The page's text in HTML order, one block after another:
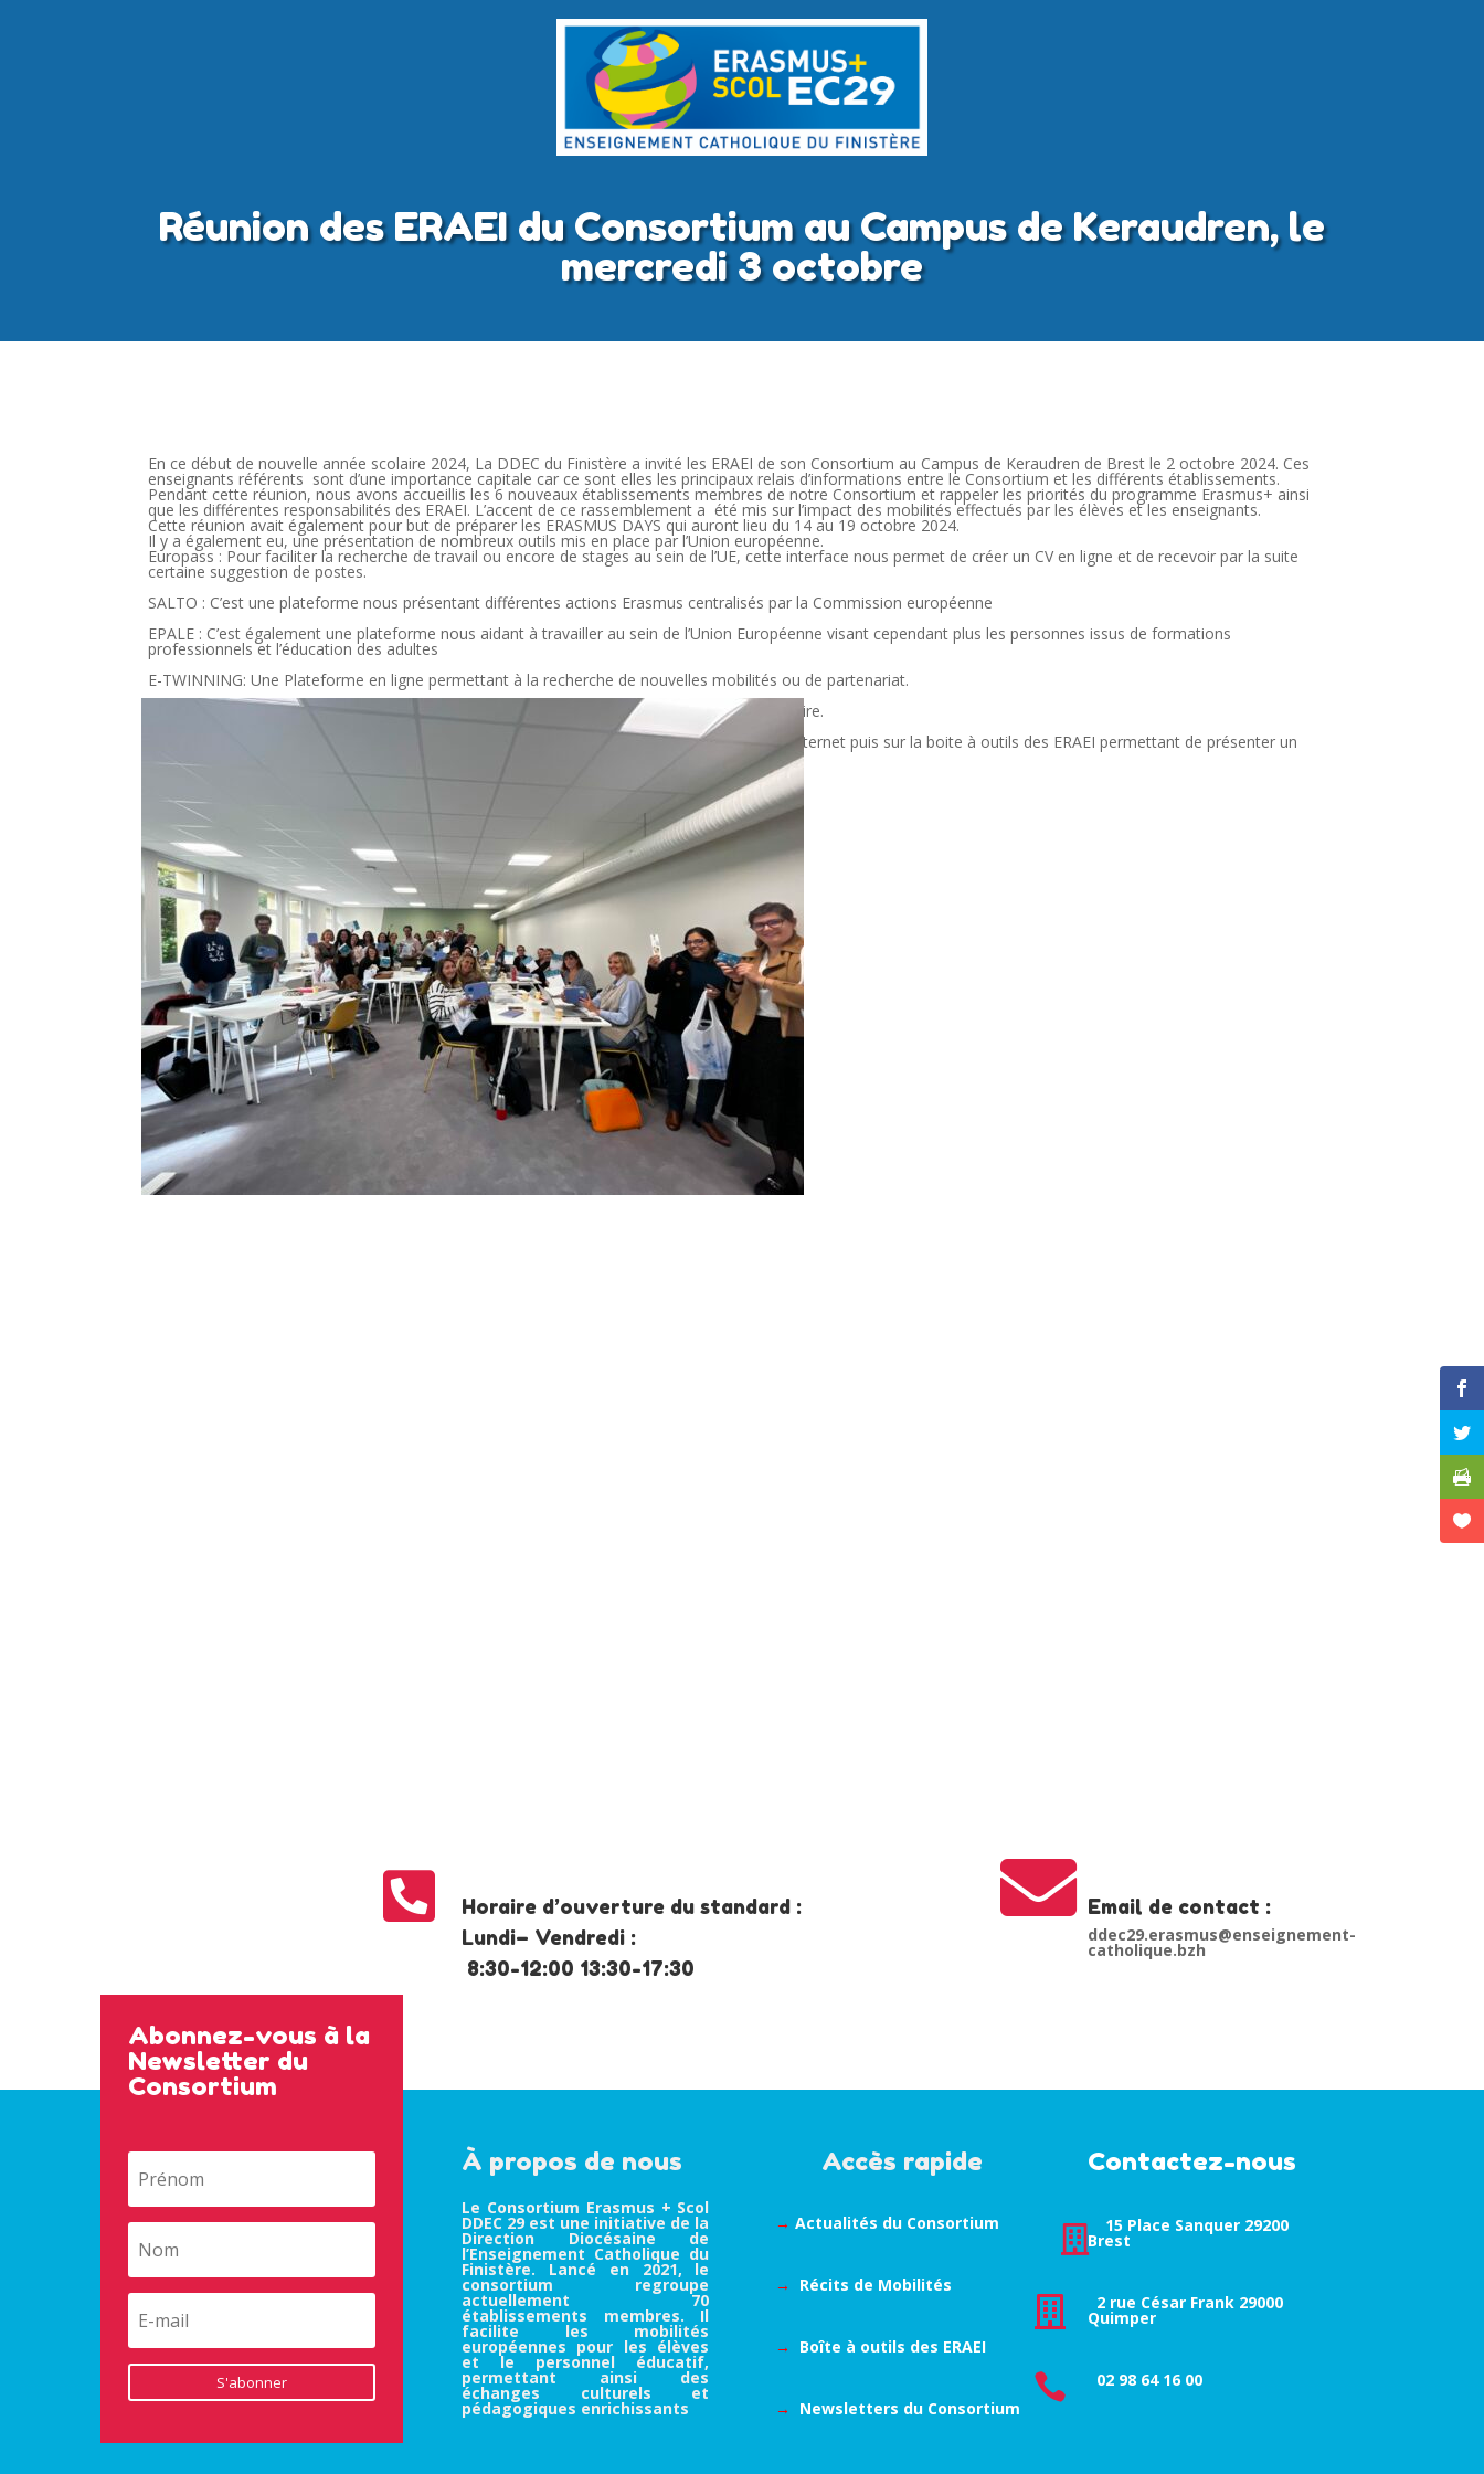
Réunion des ERAEI du Consortium au Campus de Keraudren, le
mercredi 3 octobre
En ce début de nouvelle année scolaire 2024, La DDEC du Finistère a invité les ERAEI de son Consortium au Campus de Keraudren de Brest le 2 octobre 2024. Ces
enseignants référents sont d’une importance capitale car ce sont elles les principaux relais d’informations entre le Consortium et les différents établissements.
Pendant cette réunion, nous avons accueillis les 6 nouveaux établissements membres de notre Consortium et rappeler les priorités du programme Erasmus+ ainsi
que les différentes responsabilités des ERAEI. L’accent de ce rassemblement a été mis sur l’impact des mobilités effectués par les élèves et les enseignants.
Cette réunion avait également pour but de préparer les ERASMUS DAYS qui auront lieu du 14 au 19 octobre 2024.
Il y a également eu, une présentation de nombreux outils mis en place par l’Union européenne.
Europass : Pour faciliter la recherche de travail ou encore de stages au sein de l’UE, cette interface nous permet de créer un CV en ligne et de recevoir par la suite
certaine suggestion de postes.
SALTO : C’est une plateforme nous présentant différentes actions Erasmus centralisés par la Commission européenne
EPALE : C’est également une plateforme nous aidant à travailler au sein de l’Union Européenne visant cependant plus les personnes issus de formations
professionnels et l’éducation des adultes
E-TWINNING: Une Plateforme en ligne permettant à la recherche de nouvelles mobilités ou de partenariat.
Il est important de rappeler que le consortium met à votre disposition un réseau de partenaire.
Nous vous invitons au même titre à aller de plus sur l’onglet « Ressources » de notre site internet puis sur la boite à outils des ERAEI permettant de présenter un

Horaire d’ouverture du standard :
Lundi– Vendredi :
8:30-12:00 13:30-17:30
 Email de contact :
ddec29.erasmus@enseignement-
catholique.bzh
Abonnez-vous à la
Newsletter du
Consortium
S'abonner
À propos de nous
Le Consortium Erasmus + Scol
DDEC 29 est une initiative de la
Direction Diocésaine de
l’Enseignement Catholique du
Finistère. Lancé en 2021, le
consortium regroupe
actuellement 70
établissements membres. Il
facilite les mobilités
européennes pour les élèves
et le personnel éducatif,
permettant ainsi des
échanges culturels et
pédagogiques enrichissants
Accès rapide
→ Actualités du Consortium
→ Récits de Mobilités
→ Boîte à outils des ERAEI
→ Newsletters du Consortium
Contactez-nous
15 Place Sanquer 29200
Brest
2 rue César Frank 29000
Quimper
02 98 64 16 00


